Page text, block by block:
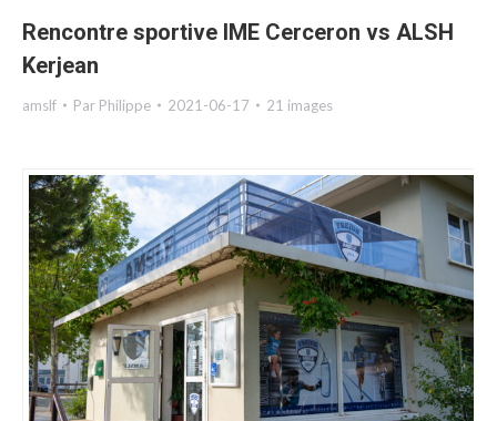
Rencontre sportive IME Cerceron vs ALSH
Kerjean
amslf Par Philippe 2021-06-17 21 images